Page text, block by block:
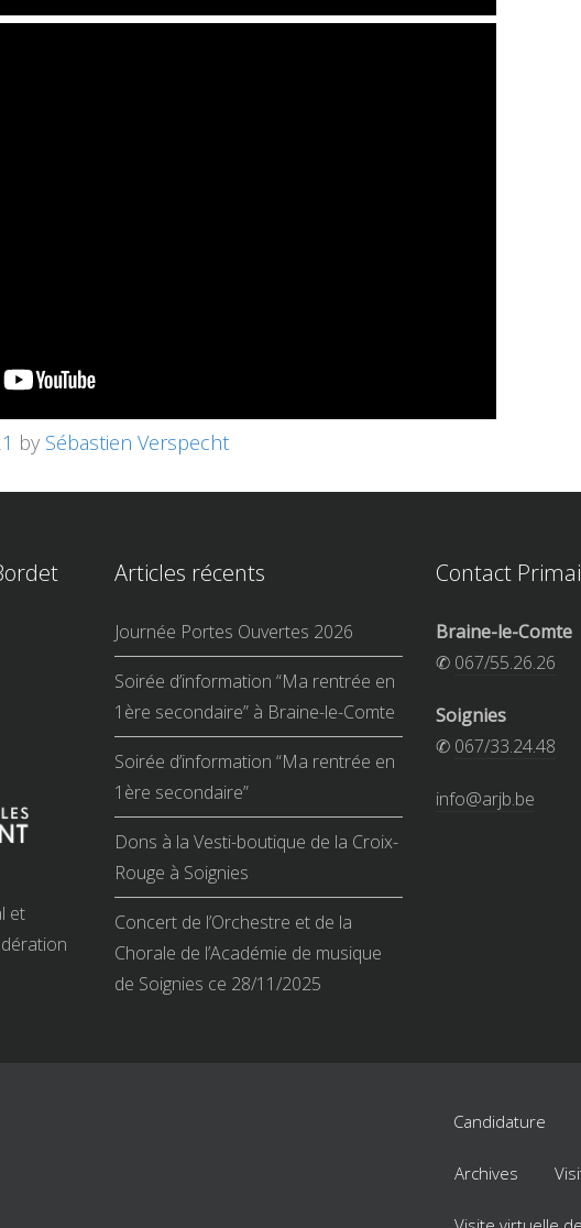
by Sébastien Verspecht
et
Articles récents
Journée Portes Ouvertes 2026
Soirée d’information “Ma rentrée en
1ère secondaire” à Braine-le-Comte
Soirée d’information “Ma rentrée en
1ère secondaire”
Dons à la Vesti-boutique de la Croix-
Rouge à Soignies
Concert de l’Orchestre et de la
Chorale de l’Académie de musique
de Soignies ce 28/11/2025
Contact
Braine-le-Comte
✆ 067/55.26.26
Soignies
✆ 067/33.24.48
info@arjb.be
Candidature
Archives